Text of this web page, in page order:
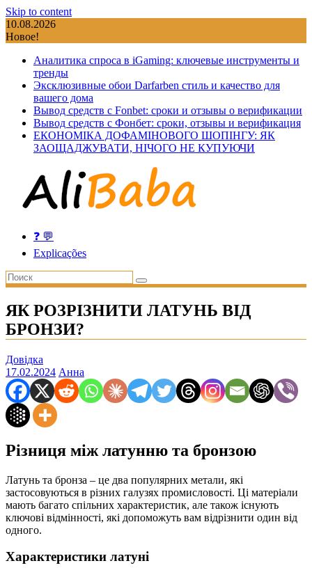
Skip to content
10.08.2026
Новое!
Аналитика спроса в iGaming: ключевые инструменты и
тренды
Эксклюзивные обои Darfarben стиль и качество для
вашего дома
Вывод средств с Fonbet: сроки и отзывы о верификации
Вывод средств с Фонбет: сроки, отзывы и верификация
ЕКОНОМІКА ДОФАМІНОВОГО ШОПІНГУ: ЯК
ЗАОЩАДЖУВАТИ, НІЧОГО НЕ КУПУЮЧИ
❓ 💬
Explicações
ЯК РОЗРІЗНИТИ ЛАТУНЬ ВІД
БРОНЗИ?
Довідка
17.02.2024 Анна
Різниця між латунню та бронзою
Латунь та бронза – це два популярних метали, які
застосовуються в різних галузях промисловості. Ці матеріали
мають багато спільних характеристик, але також існують
ключові відмінності, які допоможуть вам відрізнити один від
одного.
Характеристики латуні